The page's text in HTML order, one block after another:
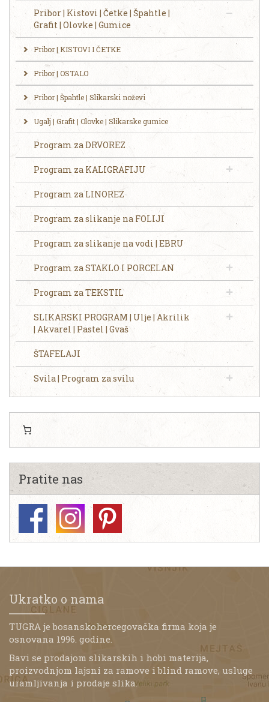
Pribor | Kistovi | Četke | Špahtle |
Grafit | Olovke | Gumice
Pribor | KISTOVI I ČETKE
Pribor | OSTALO
Pribor | Špahtle | Slikarski noževi
Ugalj | Grafit | Olovke | Slikarske gumice
Program za DRVOREZ
Program za KALIGRAFIJU
Program za LINOREZ
Program za slikanje na FOLIJI
Program za slikanje na vodi | EBRU
Program za STAKLO I PORCELAN
Program za TEKSTIL
SLIKARSKI PROGRAM | Ulje | Akrilik
| Akvarel | Pastel | Gvaš
ŠTAFELAJI
Svila | Program za svilu
Pratite nas
Ukratko o nama
TUGRA je bosanskohercegovačka firma koja je
osnovana 1996. godine.
Bavi se prodajom slikarskih i hobi materija,
proizvodnjom lajsni za ramove i blind ramove, usluge
uramljivanja i prodaje slika.